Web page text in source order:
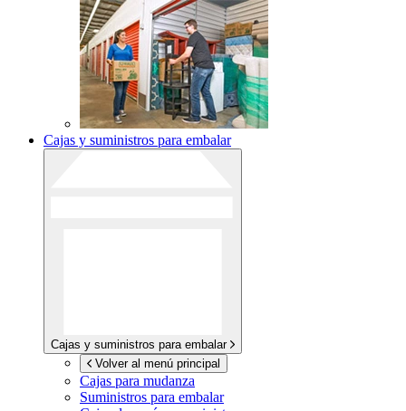
Cajas y suministros para embalar
Cajas y suministros para embalar
Volver al menú principal
Cajas para mudanza
Suministros para embalar